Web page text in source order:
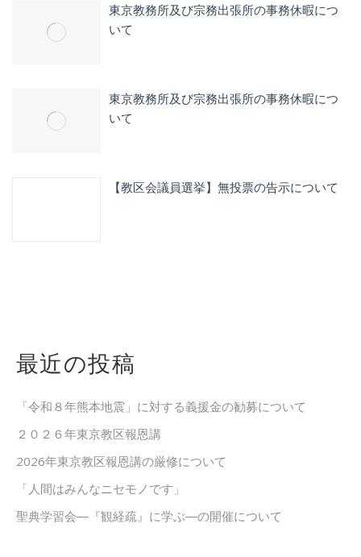
東京教務所及び宗務出張所の事務休暇につ
いて
東京教務所及び宗務出張所の事務休暇につ
いて
【教区会議員選挙】無投票の告示について
最近の投稿
「令和８年熊本地震」に対する義援金の勧募について
２０２６年東京教区報恩講
2026年東京教区報恩講の厳修について
「人間はみんなニセモノです」
聖典学習会―『観経疏』に学ぶ―の開催について